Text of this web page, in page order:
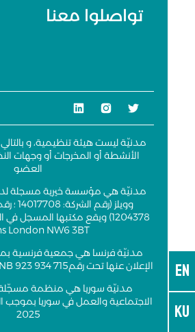
EN
KU
تواصلوا معنا
مدنيّة ليست هيئة تنظيمية، و
الأنشطة أو المخرجات أو وجهات
العضو
مدنيّة هي مؤسسة خيرية مسجلة لدى
وويلز
London NW6 3BT
الإعلان عنها تحت رقمW343031401 ، SIREN NB 923 934 715
مدنيّة سوريا هي منظمة مسجّلة
2025